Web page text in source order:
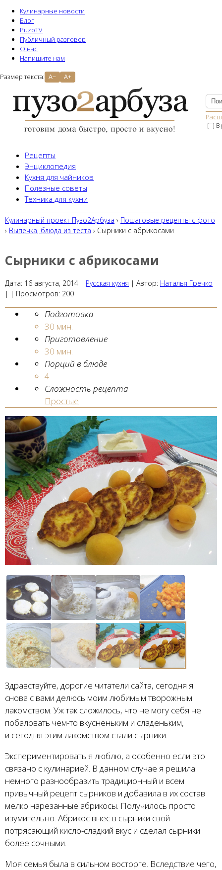
Кулинарные новости
Блог
PuzoTV
Публичный разговор
О нас
Напишите нам
Размер текста: A− A+
В
Рецепты
Энциклопедия
Кухня для чайников
Полезные советы
Техника для кухни
Кулинарный проект Пузо2Aрбуза › Пошаговые рецепты с фото
› Выпечка, блюда из теста › Сырники с абрикосами
Сырники с абрикосами
Дата: 16 августа, 2014 | Русская кухня | Автор: Наталья Гречко
| | Просмотров: 200
Подготовка
30 мин.
Приготовление
30 мин.
Порций в блюде
4
Сложность рецепта
Простые
Здравствуйте, дорогие читатели сайта, сегодня я
снова с вами делюсь моим любимым творожным
лакомством. Уж так сложилось, что не могу себя не
побаловать чем-то вкусненьким и сладеньким,
и сегодня этим лакомством стали сырники.
Экспериментировать я люблю, а особенно если это
связано с кулинарией. В данном случае я решила
немного разнообразить традиционный и всем
привычный рецепт сырников и добавила в их состав
мелко нарезанные абрикосы. Получилось просто
изумительно. Абрикос внес в сырники свой
потрясающий кисло-сладкий вкус и сделал сырники
более сочными.
Моя семья была в сильном восторге. Вследствие чего,